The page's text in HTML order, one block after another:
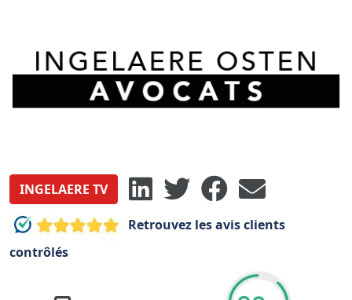
INGELAERE TV
Retrouvez les avis clients
contrôlés